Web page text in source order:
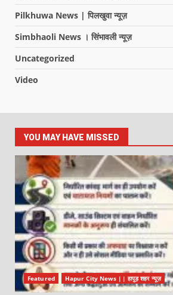
Pilkhuwa News | पिलखुवा न्यूज़
Simbhaoli News । सिंभावली न्यूज़
Uncategorized
Video
YOU MAY HAVE MISSED
Featured Hapur City News || हापुड़ शहर न्यूज़